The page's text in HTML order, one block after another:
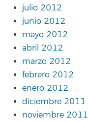
julio 2012
junio 2012
mayo 2012
abril 2012
marzo 2012
febrero 2012
enero 2012
diciembre 2011
noviembre 2011